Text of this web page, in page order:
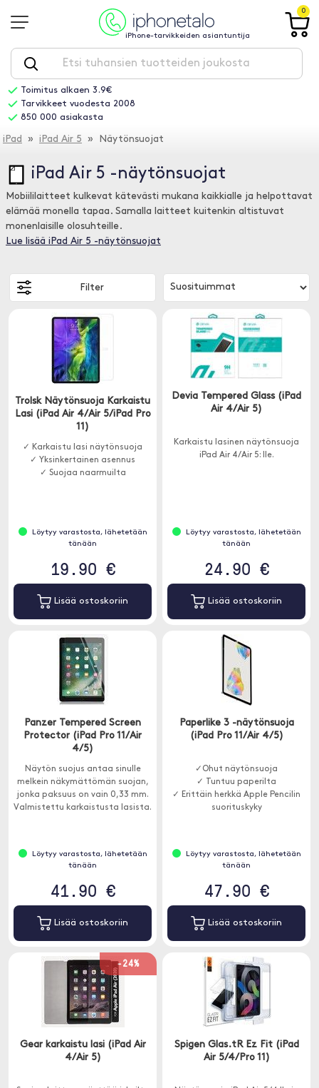
iPhone-tarvikkeiden asiantuntija
0
Toimitus alkaen 3.9€
Tarvikkeet vuodesta 2008
850 000 asiakasta
iPad » iPad Air 5 » Näytönsuojat
iPad Air 5 -näytönsuojat
Mobiililaitteet kulkevat kätevästi mukana kaikkialle ja helpottavat
elämää monella tapaa. Samalla laitteet kuitenkin altistuvat
monenlaisille olosuhteille.
Lue lisää iPad Air 5 -näytönsuojat
Filter
Trolsk Näytönsuoja Karkaistu
Lasi (iPad Air 4/Air 5/iPad Pro
11)
✓ Karkaistu lasi näytönsuoja
✓ Yksinkertainen asennus
✓ Suojaa naarmuilta
Löytyy varastosta, lähetetään
tänään
19.90 €
Lisää ostoskoriin
Devia Tempered Glass (iPad
Air 4/Air 5)
Karkaistu lasinen näytönsuoja
iPad Air 4/Air 5: lle.
Löytyy varastosta, lähetetään
tänään
24.90 €
Lisää ostoskoriin
Panzer Tempered Screen
Protector (iPad Pro 11/Air
4/5)
Näytön suojus antaa sinulle
melkein näkymättömän suojan,
jonka paksuus on vain 0,33 mm.
Valmistettu karkaistusta lasista.
Löytyy varastosta, lähetetään
tänään
41.90 €
Lisää ostoskoriin
Paperlike 3 -näytönsuoja
(iPad Pro 11/Air 4/5)
✓Ohut näytönsuoja
✓ Tuntuu paperilta
✓ Erittäin herkkä Apple Pencilin
suorituskyky
Löytyy varastosta, lähetetään
tänään
47.90 €
Lisää ostoskoriin
-24%
Gear karkaistu lasi (iPad Air
4/Air 5)
Spigen Glas.tR Ez Fit (iPad
Air 5/4/Pro 11)